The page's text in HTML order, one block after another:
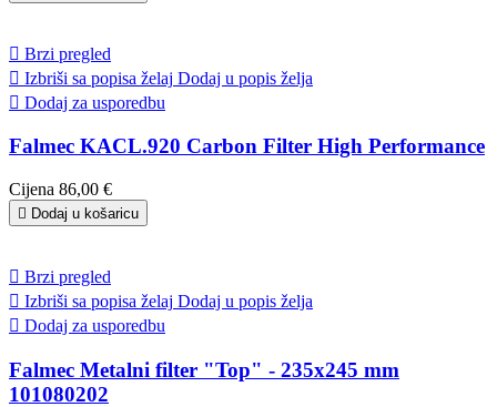
 Brzi pregled
 Izbriši sa popisa želaj Dodaj u popis želja
 Dodaj za usporedbu
Falmec KACL.920 Carbon Filter High Performance
Cijena 86,00 €
 Dodaj u košaricu
 Brzi pregled
 Izbriši sa popisa želaj Dodaj u popis želja
 Dodaj za usporedbu
Falmec Metalni filter "Top" - 235x245 mm
101080202